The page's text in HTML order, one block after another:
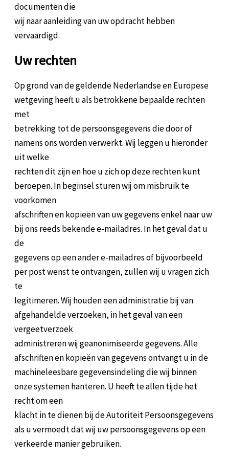
documenten die
wij naar aanleiding van uw opdracht hebben
vervaardigd.
Uw rechten
Op grond van de geldende Nederlandse en Europese
wetgeving heeft u als betrokkene bepaalde rechten
met
betrekking tot de persoonsgegevens die door of
namens ons worden verwerkt. Wij leggen u hieronder
uit welke
rechten dit zijn en hoe u zich op deze rechten kunt
beroepen. In beginsel sturen wij om misbruik te
voorkomen
afschriften en kopieën van uw gegevens enkel naar uw
bij ons reeds bekende e-mailadres. In het geval dat u
de
gegevens op een ander e-mailadres of bijvoorbeeld
per post wenst te ontvangen, zullen wij u vragen zich
te
legitimeren. Wij houden een administratie bij van
afgehandelde verzoeken, in het geval van een
vergeetverzoek
administreren wij geanonimiseerde gegevens. Alle
afschriften en kopieën van gegevens ontvangt u in de
machineleesbare gegevensindeling die wij binnen
onze systemen hanteren. U heeft te allen tijde het
recht om een
klacht in te dienen bij de Autoriteit Persoonsgegevens
als u vermoedt dat wij uw persoonsgegevens op een
verkeerde manier gebruiken.